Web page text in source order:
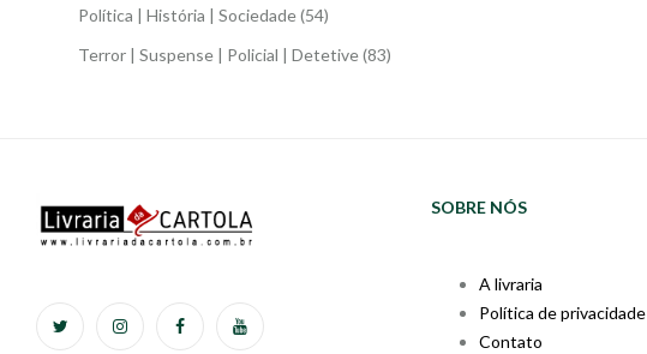
Política | História | Sociedade(54)
Terror | Suspense | Policial | Detetive(83)
SOBRE NÓS
A livraria
Política de privacidade
Contato